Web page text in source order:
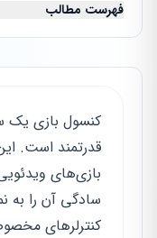
فهرست مطالب
کنسول بازی یک
قدرتمند است.
بازی‌های
سادگی آن را به
کنترلرهای